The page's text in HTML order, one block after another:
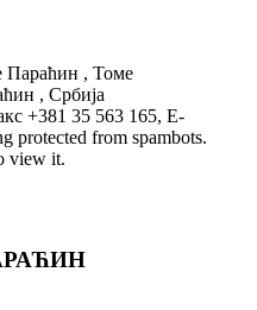
Параћин , Томе
, Србија
+381 35 563 165, E-
protected from spambots.
view it.